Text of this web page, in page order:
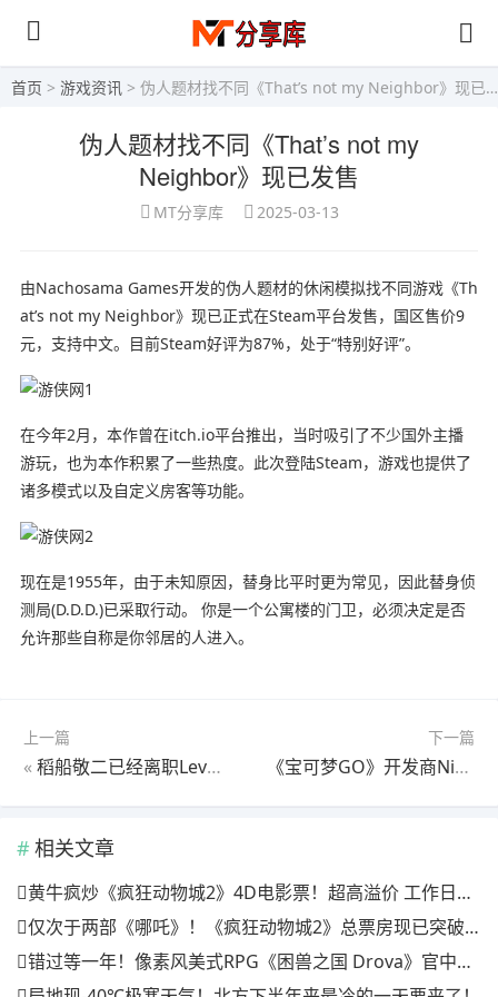
首页 > 游戏资讯 > 伪人题材找不同《That’s not my Neighbor》现已发售
伪人题材找不同《That’s not my
Neighbor》现已发售
MT分享库 2025-03-13
由Nachosama Games开发的伪人题材的休闲模拟找不同游戏《Th
at’s not my Neighbor》现已正式在Steam平台发售，国区售价9
元，支持中文。目前Steam好评为87%，处于“特别好评”。
在今年2月，本作曾在itch.io平台推出，当时吸引了不少国外主播
游玩，也为本作积累了一些热度。此次登陆Steam，游戏也提供了
诸多模式以及自定义房客等功能。
现在是1955年，由于未知原因，替身比平时更为常见，因此替身侦
测局(D.D.D.)已采取行动。 你是一个公寓楼的门卫，必须决定是否
允许那些自称是你邻居的人进入。
上一篇
«稻船敬二已经离职Level 5 任前子公司并入并重组
下一篇
《宝可梦GO》开发商Niantic或将被35亿美元收购
相关文章
黄牛疯炒《疯狂动物城2》4D电影票！超高溢价 工作日也满场
仅次于两部《哪吒》！《疯狂动物城2》总票房现已突破20亿
错过等一年！像素风美式RPG《困兽之国 Drova》官中上线特惠倒计时三天